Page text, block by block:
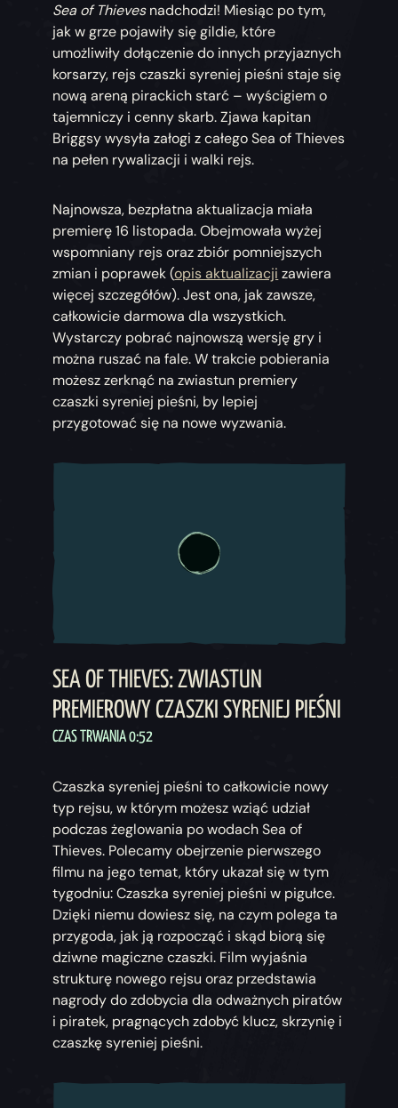
Sea of Thievesnadchodzi! Miesiąc po tym,
jak w grze pojawiły się gildie, które
umożliwiły dołączenie do innych przyjaznych
korsarzy, rejs czaszki syreniej pieśni staje się
nową areną pirackich starć – wyścigiem o
tajemniczy i cenny skarb. Zjawa kapitan
Briggsy wysyła załogi z całego Sea of Thieves
na pełen rywalizacji i walki rejs.
Najnowsza, bezpłatna aktualizacja miała
premierę 16 listopada. Obejmowała wyżej
wspomniany rejs oraz zbiór pomniejszych
zmian i poprawek (opis aktualizacji zawiera
więcej szczegółów). Jest ona, jak zawsze,
całkowicie darmowa dla wszystkich.
Wystarczy pobrać najnowszą wersję gry i
można ruszać na fale. W trakcie pobierania
możesz zerknąć na zwiastun premiery
czaszki syreniej pieśni, by lepiej
przygotować się na nowe wyzwania.
SEA OF THIEVES: ZWIASTUN
PREMIEROWY CZASZKI SYRENIEJ PIEŚNI
CZAS TRWANIA 0:52
Czaszka syreniej pieśni to całkowicie nowy
typ rejsu, w którym możesz wziąć udział
podczas żeglowania po wodach Sea of
Thieves. Polecamy obejrzenie pierwszego
filmu na jego temat, który ukazał się w tym
tygodniu: Czaszka syreniej pieśni w pigułce.
Dzięki niemu dowiesz się, na czym polega ta
przygoda, jak ją rozpocząć i skąd biorą się
dziwne magiczne czaszki. Film wyjaśnia
strukturę nowego rejsu oraz przedstawia
nagrody do zdobycia dla odważnych piratów
i piratek, pragnących zdobyć klucz, skrzynię i
czaszkę syreniej pieśni.